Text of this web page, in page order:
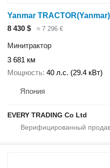
Yanmar TRACTOR(Yanmar)
8 430 $
≈ 7 296 €
Минитрактор
3 681 км
Мощность 40 л.с. (29.4 кВт)
Япония
EVERY TRADING Co Ltd